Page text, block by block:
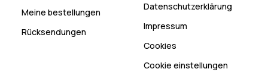
Meine bestellungen
Rücksendungen
Datenschutzerklärung
Impressum
Cookies
Cookie einstellungen